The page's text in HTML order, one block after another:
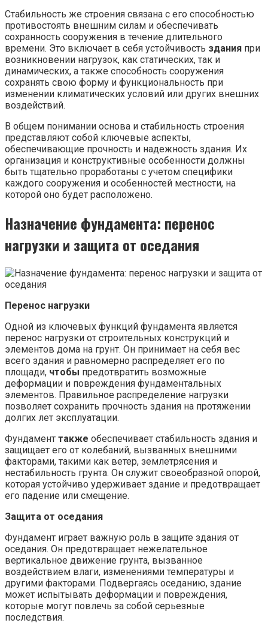
Стабильность же строения связана с его способностью
противостоять внешним силам и обеспечивать
сохранность сооружения в течение длительного
времени. Это включает в себя устойчивость здания при
возникновении нагрузок, как статических, так и
динамических, а также способность сооружения
сохранять свою форму и функциональность при
изменении климатических условий или других внешних
воздействий.
В общем понимании основа и стабильность строения
представляют собой ключевые аспекты,
обеспечивающие прочность и надежность здания. Их
организация и конструктивные особенности должны
быть тщательно проработаны с учетом специфики
каждого сооружения и особенностей местности, на
которой оно будет расположено.
Назначение фундамента: перенос
нагрузки и защита от оседания
Перенос нагрузки
Одной из ключевых функций фундамента является
перенос нагрузки от строительных конструкций и
элементов дома на грунт. Он принимает на себя вес
всего здания и равномерно распределяет его по
площади, чтобы предотвратить возможные
деформации и повреждения фундаментальных
элементов. Правильное распределение нагрузки
позволяет сохранить прочность здания на протяжении
долгих лет эксплуатации.
Фундамент также обеспечивает стабильность здания и
защищает его от колебаний, вызванных внешними
факторами, такими как ветер, землетрясения и
нестабильность грунта. Он служит своеобразной опорой,
которая устойчиво удерживает здание и предотвращает
его падение или смещение.
Защита от оседания
Фундамент играет важную роль в защите здания от
оседания. Он предотвращает нежелательное
вертикальное движение грунта, вызванное
воздействием влаги, изменениями температуры и
другими факторами. Подвергаясь оседанию, здание
может испытывать деформации и повреждения,
которые могут повлечь за собой серьезные
последствия.